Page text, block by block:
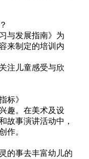
与发展指南》为
来制定的培训内
注儿童感受与欣
标》
趣。在美术及设
故事演讲活动中，
作。
的事去丰富幼儿的